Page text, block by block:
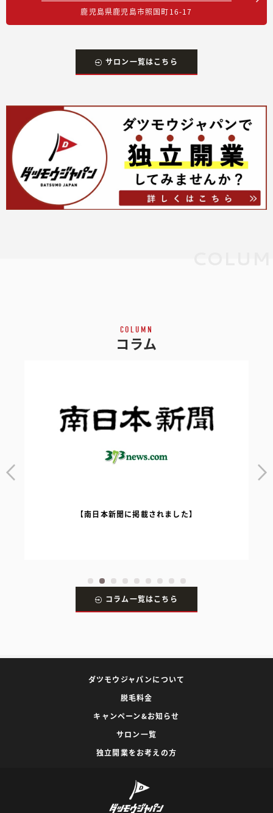
鹿児島県鹿児島市照国町16-17
サロン一覧はこちら
COLUMN
コラム
【南日本新聞に掲載されました】
コラム一覧はこちら
ダツモウジャパンについて
脱毛料金
キャンペーン&お知らせ
サロン一覧
独立開業をお考えの方